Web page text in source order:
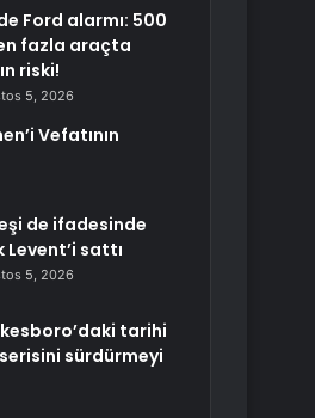
Ford alarmı: 500
fazla araçta
riski!
5, 2026
Vefatının
de ifadesinde
Levent’i sattı
5, 2026
tarihi
sürdürmeyi